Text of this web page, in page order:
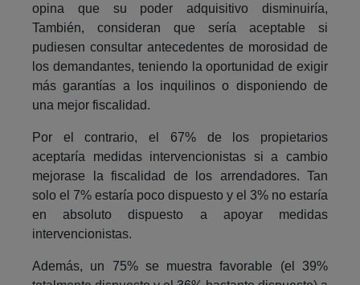
opina que su poder adquisitivo disminuiría,
También, consideran que sería aceptable si
pudiesen consultar antecedentes de morosidad de
los demandantes, teniendo la oportunidad de exigir
más garantías a los inquilinos o disponiendo de
una mejor fiscalidad.
Por el contrario, el 67% de los propietarios
aceptaría medidas intervencionistas si a cambio
mejorase la fiscalidad de los arrendadores. Tan
solo el 7% estaría poco dispuesto y el 3% no estaría
en absoluto dispuesto a apoyar medidas
intervencionistas.
Además, un 75% se muestra favorable (el 39%